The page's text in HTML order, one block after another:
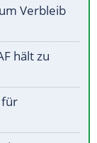
Verbleib
hält zu
für